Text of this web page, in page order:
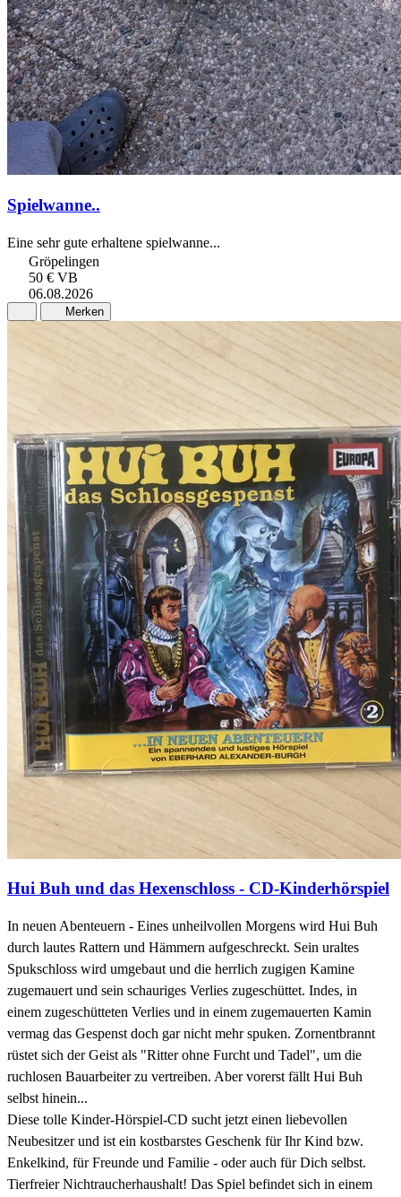
Spielwanne..
Eine sehr gute erhaltene spielwanne...
Gröpelingen
50 € VB
06.08.2026
Merken
Hui Buh und das Hexenschloss - CD-Kinderhörspiel
In neuen Abenteuern - Eines unheilvollen Morgens wird Hui Buh
durch lautes Rattern und Hämmern aufgeschreckt. Sein uraltes
Spukschloss wird umgebaut und die herrlich zugigen Kamine
zugemauert und sein schauriges Verlies zugeschüttet. Indes, in
einem zugeschütteten Verlies und in einem zugemauerten Kamin
vermag das Gespenst doch gar nicht mehr spuken. Zornentbrannt
rüstet sich der Geist als "Ritter ohne Furcht und Tadel", um die
ruchlosen Bauarbeiter zu vertreiben. Aber vorerst fällt Hui Buh
selbst hinein...
Diese tolle Kinder-Hörspiel-CD sucht jetzt einen liebevollen
Neubesitzer und ist ein kostbarstes Geschenk für Ihr Kind bzw.
Enkelkind, für Freunde und Familie - oder auch für Dich selbst.
Tierfreier Nichtraucherhaushalt! Das Spiel befindet sich in einem